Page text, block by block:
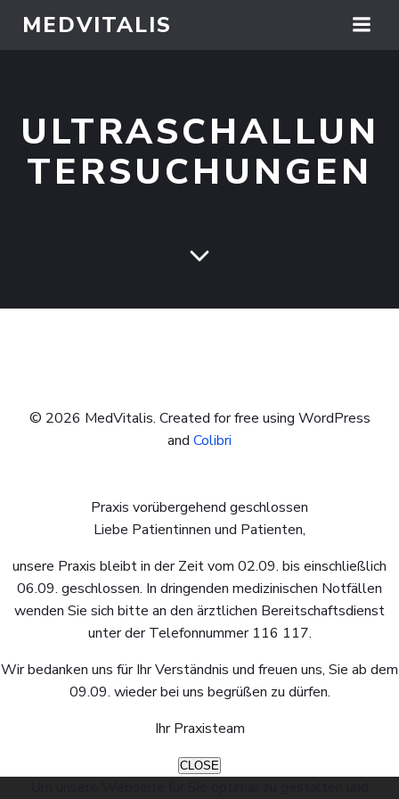
MEDVITALIS
ULTRASCHALLUN
TERSUCHUNGEN
© 2026 MedVitalis. Created for free using WordPress
and Colibri
Praxis vorübergehend geschlossen
Liebe Patientinnen und Patienten,
unsere Praxis bleibt in der Zeit vom 02.09. bis einschließlich
06.09. geschlossen. In dringenden medizinischen Notfällen
wenden Sie sich bitte an den ärztlichen Bereitschaftsdienst
unter der Telefonnummer 116 117.
Wir bedanken uns für Ihr Verständnis und freuen uns, Sie ab dem
09.09. wieder bei uns begrüßen zu dürfen.
Ihr Praxisteam
CLOSE